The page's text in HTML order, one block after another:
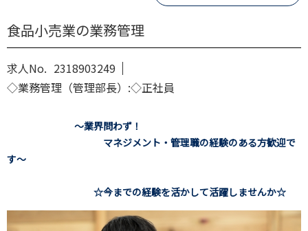
食品小売業の業務管理
求人No. 2318903249
◇業務管理（管理部長）:◇正社員
～業界問わず！
マネジメント・管理職の経験のある方歓迎で
す～
☆今までの経験を活かして活躍しませんか☆